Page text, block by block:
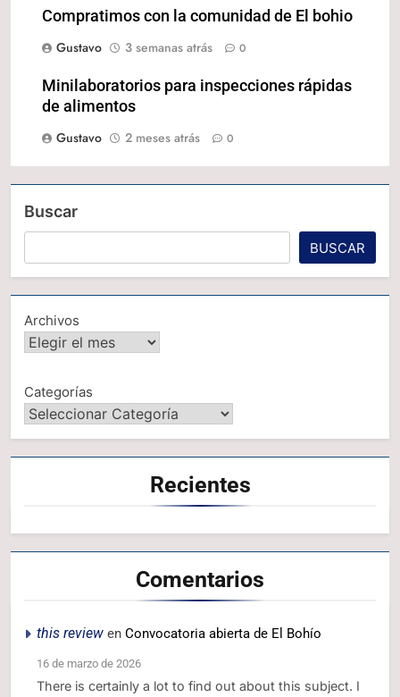
Compratimos con la comunidad de El bohio
Gustavo
3 semanas atrás 0
Minilaboratorios para inspecciones rápidas
de alimentos
Gustavo
2 meses atrás 0
Buscar
BUSCAR
Archivos
Categorías
Recientes
Comentarios
this review en Convocatoria abierta de El Bohío
16 de marzo de 2026
There is certainly a lot to find out about this subject. I